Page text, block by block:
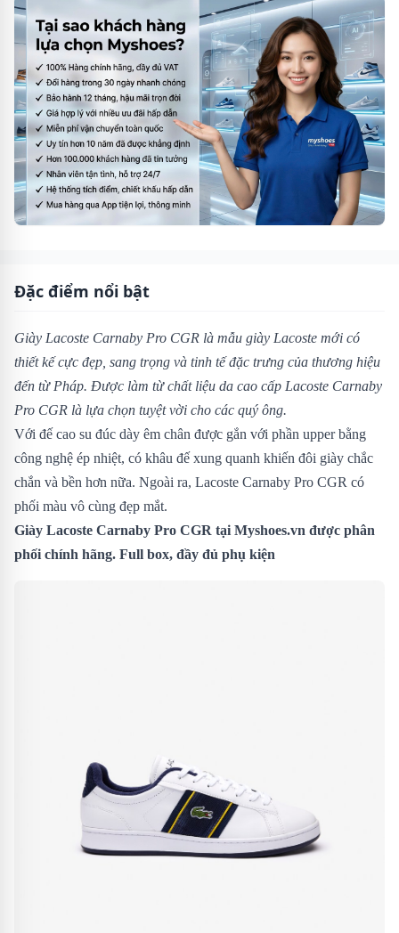
Đặc điểm nổi bật
Giày Lacoste Carnaby Pro CGR là mẫu giày Lacoste mới có
thiết kế cực đẹp, sang trọng và tinh tế đặc trưng của thương hiệu
đến từ Pháp. Được làm từ chất liệu da cao cấp Lacoste Carnaby
Pro CGR là lựa chọn tuyệt vời cho các quý ông.
Với đế cao su đúc dày êm chân được gắn với phần upper bằng
công nghệ ép nhiệt, có khâu đế xung quanh khiến đôi giày chắc
chắn và bền hơn nữa. Ngoài ra, Lacoste Carnaby Pro CGR có
phối màu vô cùng đẹp mắt.
Giày Lacoste Carnaby Pro CGR tại Myshoes.vn được phân
phối chính hãng. Full box, đầy đủ phụ kiện